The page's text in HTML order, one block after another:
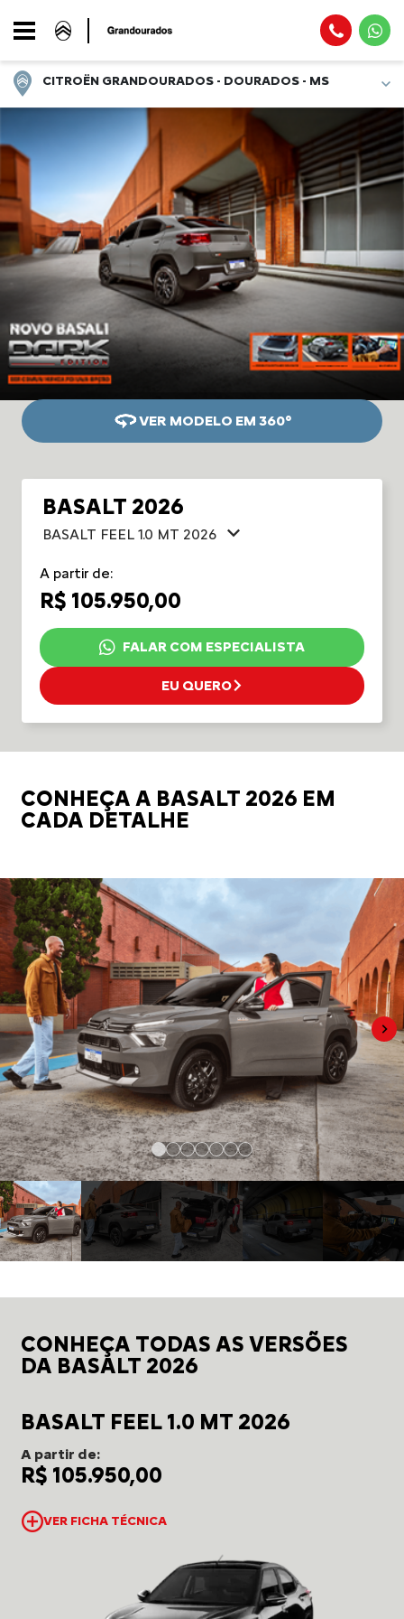
CITROËN GRANDOURADOS - DOURADOS - MS
VER MODELO EM 360°
BASALT 2026
BASALT FEEL 1.0 MT 2026
A partir de:
R$ 105.950,00
FALAR COM ESPECIALISTA
EU QUERO
CONHEÇA A BASALT 2026 EM
CADA DETALHE
CONHEÇA TODAS AS VERSÕES
DA BASALT 2026
BASALT FEEL 1.0 MT 2026
A partir de:
R$ 105.950,00
VER FICHA TÉCNICA